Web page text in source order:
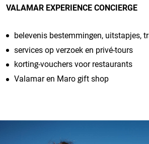
VALAMAR EXPERIENCE CONCIERGE
belevenis bestemmingen, uitstapjes,
services op verzoek en privé-tours
korting-vouchers voor restaurants
Valamar en Maro gift shop